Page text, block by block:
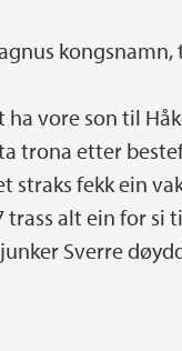
vore son til
trona etter
straks fekk ein
alt ein for si
Sverre